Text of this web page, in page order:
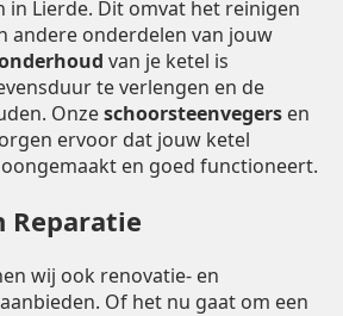
in Lierde. Dit omvat het reinigen
andere onderdelen van jouw
van je ketel is
te verlengen en de
Onzeschoorsteenvegers en
ervoor dat jouw ketel
en goed functioneert.
Reparatie
wij ook renovatie- en
Of het nu gaat om een